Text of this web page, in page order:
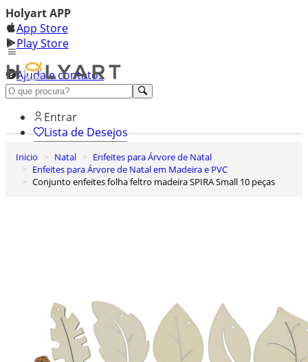
Holyart APP
App Store
Play Store
Ajuda e contatos
Conheça premium
Entrar
Lista de Desejos
Carrinho de Compras
Inicio Natal
Enfeites para Árvore de Natal
Enfeites para Árvore de Natal em Madeira e PVC
Conjunto enfeites folha feltro madeira SPIRA Small 10 peças